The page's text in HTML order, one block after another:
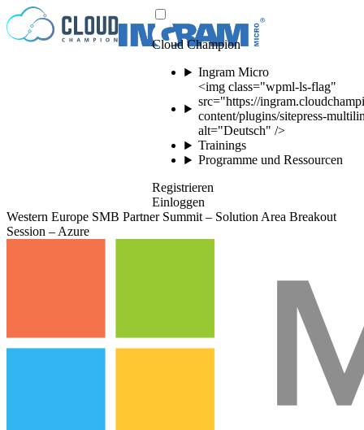
Zum Inhalt springen
Cloud Champion
Ingram Micro
<img class="wpml-ls-flag"
src="https://
content/plugins/sitepress-
alt="Deutsch" />
Trainings
Programme und Ressourcen
Registrieren
Einloggen
Western Europe SMB Partner Summit – Solution Area Breakout
Session – Azure